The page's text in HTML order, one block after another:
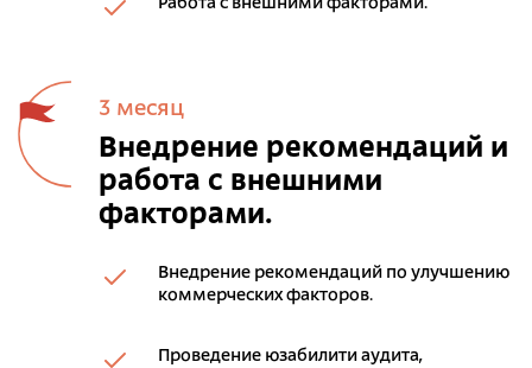
Работа с внешними факторами.
3 месяц
Внедрение рекомендаций и
работа с внешними
факторами.
Внедрение рекомендаций по улучшению
коммерческих факторов.
Проведение юзабилити аудита,